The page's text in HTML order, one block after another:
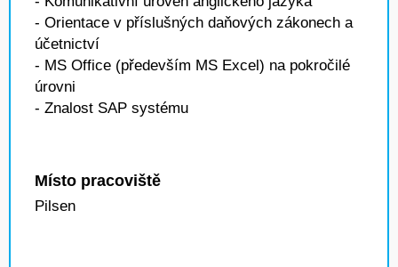
- Orientace v příslušných daňových zákonech a
účetnictví
- MS Office (především MS Excel) na pokročilé
úrovni
- Znalost SAP systému
Místo pracoviště
Pilsen